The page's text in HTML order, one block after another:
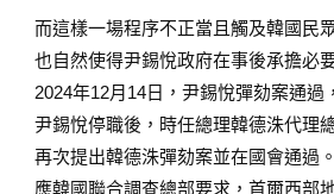
而這樣一場程序不正當且觸及韓國民
也自然使得尹錫悅政府在事後承擔必
2024年12月14日，尹錫悅彈劾案通過
尹錫悅停職後，時任總理韓德洙代理
再次提出韓德洙彈劾案並在國會通過
應韓國聯合調查總部要求，首爾西部